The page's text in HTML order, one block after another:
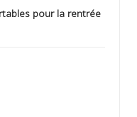
pour la rentrée